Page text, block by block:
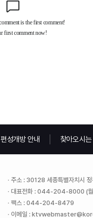
편성개방 안내 찾아오시는
주소 : 30128 세종특별자치시
대표전화 : 044-204-8000 (
팩스 : 044-204-8479
이메일 :